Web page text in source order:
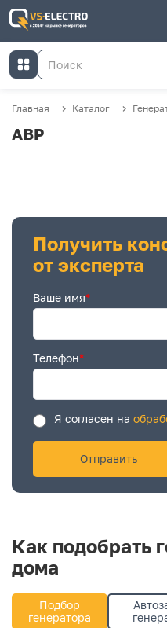
Главная Каталог
АВР
Получить
от эксперта
Ваше имя*
Телефон*
Я согласен на
Как подобрать
дома
Подбор
генератора